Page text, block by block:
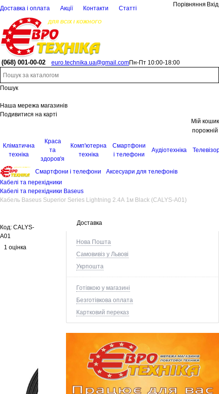
Доставка і оплата Акції Контакти Статті
Порівняння Вхід
(068) 001-00-02 euro.technika.ua@gmail.comПн-Пт 10:00-18:00
Пошук
Наша мережа магазинів
Подивитися на карті
Мій кошик
порожній
Кліматична
техніка
Краса
та
здоров'я
Комп'ютерна
техніка
Смартфони
і телефони
Аудіотехніка
Смартфони і телефони
Аксесуари для телефонів
Кабелі та перехідники
Кабелі та перехідники Baseus
Кабель Baseus Superior Series Lightning 2.4A 1м Black (CALYS-A01)
Доставка
Нова Пошта
Самовивіз у Львові
Укрпошта
Готівкою у магазині
Безготівкова оплата
Картковий переказ
Код: CALYS-
A01
1 оцінка